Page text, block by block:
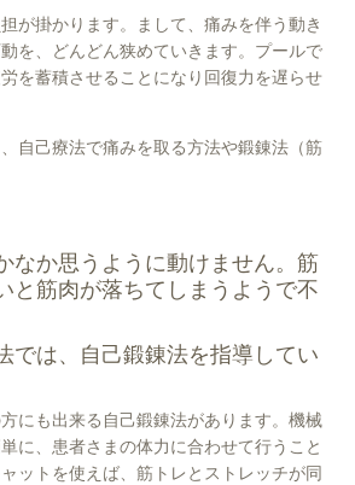
が掛かります。まして、痛みを伴う動き
を、どんどん狭めていきます。プールで
を蓄積させることになり回復力を遅らせ
自己療法で痛みを取る方法や鍛錬法（筋
なか思うように動けません。筋
と筋肉が落ちてしまうようで不
では、自己鍛錬法を指導してい
にも出来る自己鍛錬法があります。機械
に、患者さまの体力に合わせて行うこと
ットを使えば、筋トレとストレッチが同